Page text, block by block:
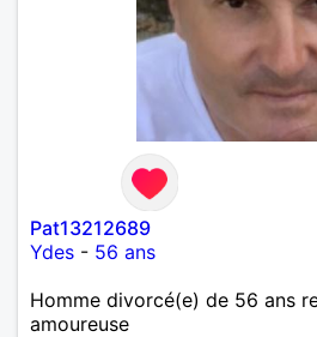
Pat13212689
Ydes - 56 ans
Homme divorcé(e) de 56 ans
amoureuse